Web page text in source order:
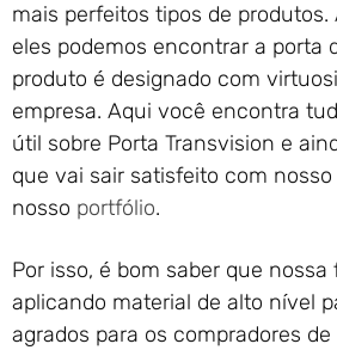
Enrolar
Portão
RJ
mais perfeitos tipos de produtos.
eles podemos encontrar a porta
produto é designado com
empresa. Aqui você encontra
útil sobre Porta Transvision e
que vai sair satisfeito com nosso
nosso portfólio.
Por isso, é bom saber que nossa
aplicando material de alto nível
agrados para os compradores